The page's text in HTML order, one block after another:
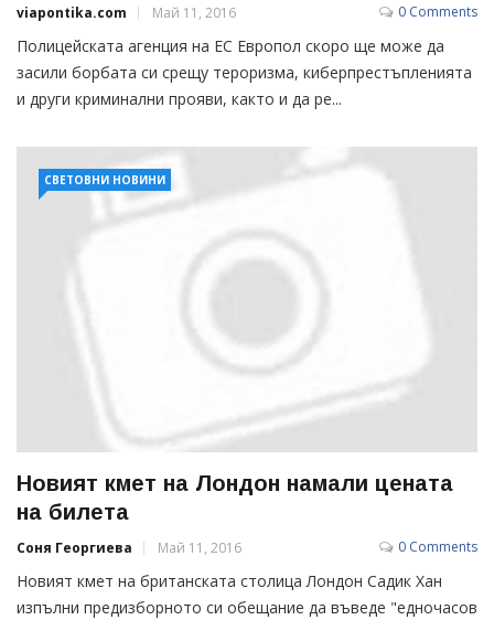
viapontika.com Май 11, 2016 0 Comments
Полицейската агенция на ЕС Европол скоро ще може да
засили борбата си срещу тероризма, киберпрестъпленията
и други криминални прояви, както и да ре...
СВЕТОВНИ НОВИНИ
Новият кмет на Лондон намали цената
на билета
Соня Георгиева Май 11, 2016 0 Comments
Новият кмет на британската столица Лондон Садик Хан
изпълни предизборното си обещание да въведе "едночасов